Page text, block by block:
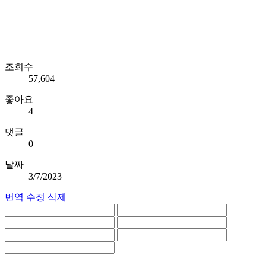
조회수
57,604
좋아요
4
댓글
0
날짜
3/7/2023
번역 수정 삭제